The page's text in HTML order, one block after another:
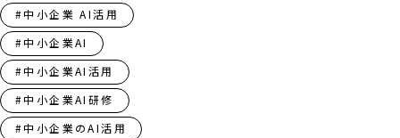
#中小企業 AI活用
#中小企業AI
#中小企業AI活用
#中小企業AI研修
#中小企業のAI活用